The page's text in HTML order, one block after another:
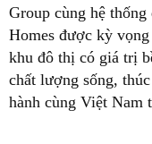
Group cùng hệ
Homes được kỳ vọng
khu đô thị có giá trị
chất lượng sống,
hành cùng Việt Nam